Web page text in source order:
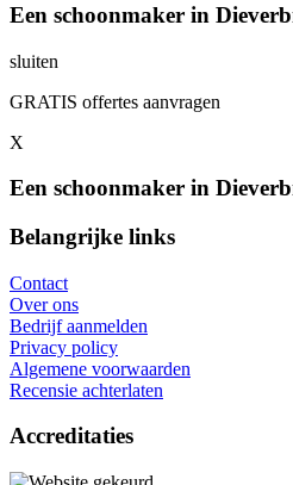
Een schoonmaker in
sluiten
GRATIS offertes aanvragen
X
Een schoonmaker in
Belangrijke links
Contact
Over ons
Bedrijf aanmelden
Privacy policy
Algemene voorwaarden
Recensie achterlaten
Accreditaties